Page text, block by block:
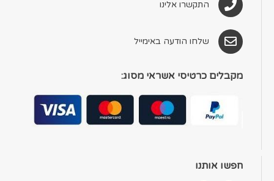
התקשרו אלינו
שלחו הודעה באימייל
מקבלים כרטיסי אשראי מסוג:
חפשו אותנו